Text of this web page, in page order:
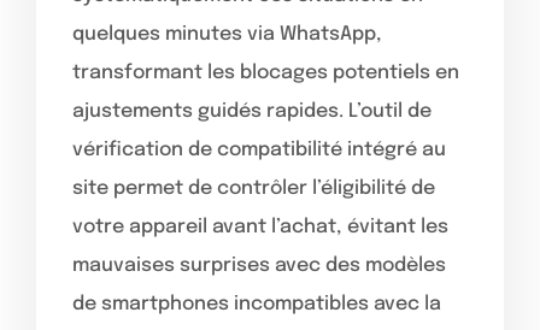
quelques minutes via WhatsApp,
transformant les blocages potentiels en
ajustements guidés rapides. L’outil de
vérification de compatibilité intégré au
site permet de contrôler l’éligibilité de
votre appareil avant l’achat, évitant les
mauvaises surprises avec des modèles
de smartphones incompatibles avec la